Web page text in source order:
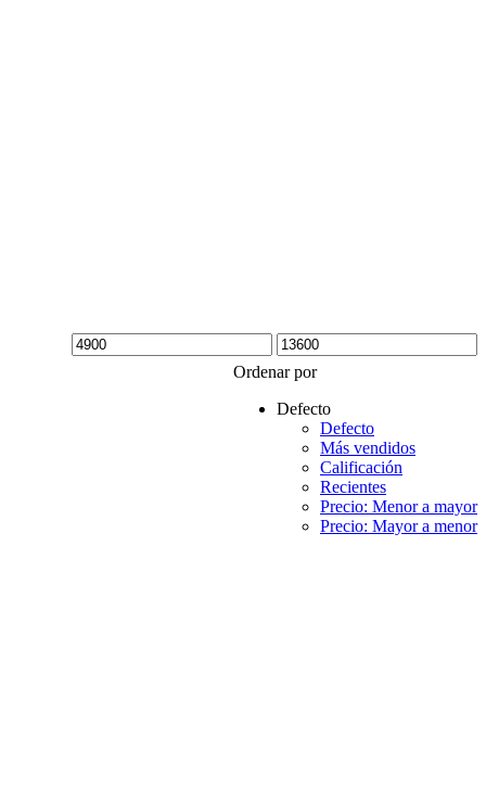
Precio Precio
máximo
Ordenar por
Defecto
Defecto
Más vendidos
Calificación
Recientes
Precio: Menor a mayor
Precio: Mayor a menor